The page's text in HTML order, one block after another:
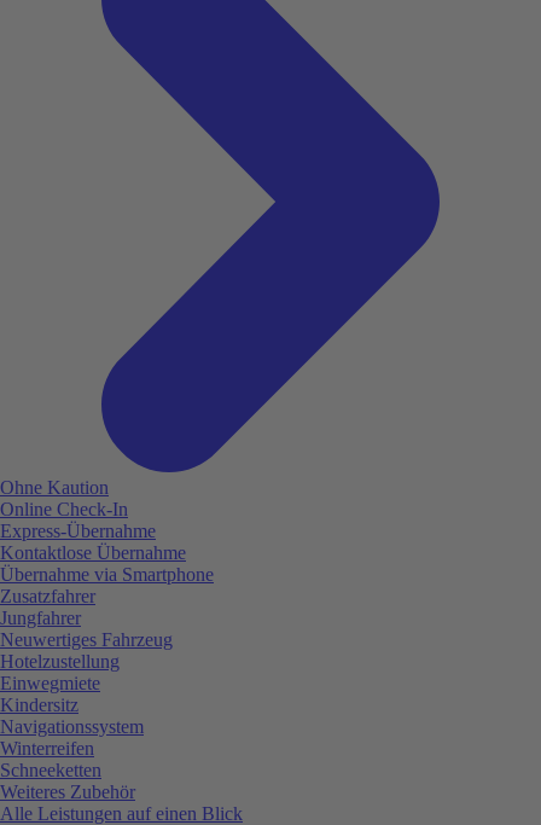
Ohne Kaution
Online Check-In
Express-Übernahme
Kontaktlose Übernahme
Übernahme via Smartphone
Zusatzfahrer
Jungfahrer
Neuwertiges Fahrzeug
Hotelzustellung
Einwegmiete
Kindersitz
Navigationssystem
Winterreifen
Schneeketten
Weiteres Zubehör
Alle Leistungen auf einen Blick